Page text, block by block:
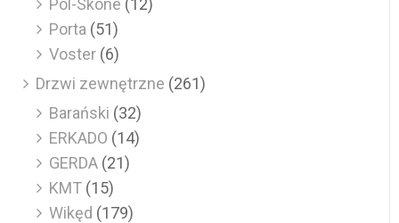
Pol-Skone (12)
Porta (51)
Voster (6)
Drzwi zewnętrzne (261)
Barański (32)
ERKADO (14)
GERDA (21)
KMT (15)
Wikęd (179)